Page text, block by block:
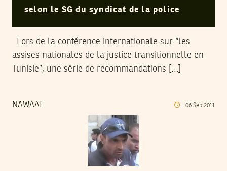
selon le SG du syndicat de la police
Lors de la conférence internationale sur “les
assises nationales de la justice transitionnelle en
Tunisie”, une série de recommandations […]
NAWAAT 06 Sep 2011